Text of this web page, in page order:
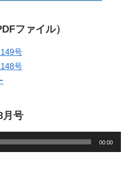
ファイル）
号
号
月号
00:00